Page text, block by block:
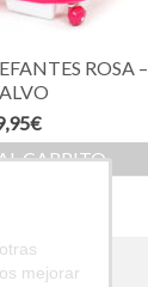
ROSA –
€
CARRITO
mejorar